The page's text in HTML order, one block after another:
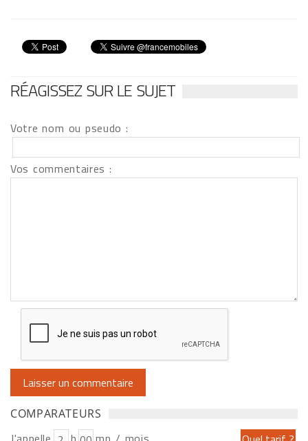
RÉAGISSEZ SUR LE SUJET
Votre nom ou pseudo :
Vos commentaires :
COMPARATEURS